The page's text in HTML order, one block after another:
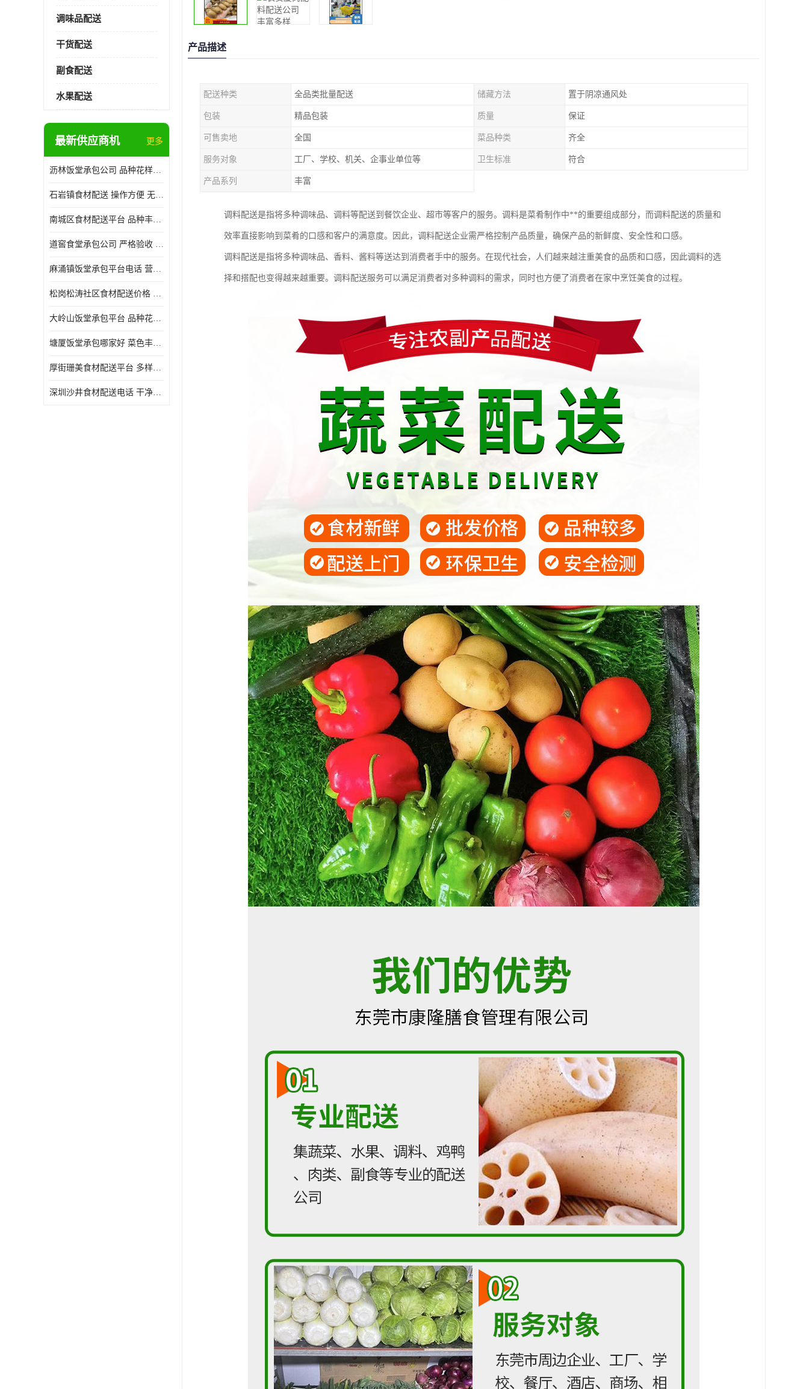
调味品配送
干货配送
副食配送
水果配送
最新供应商机 更多
沥林饭堂承包公司 品种花样丰富 提高员工饮食质量
石岩镇食材配送 操作方便 无需亲自管理
南城区食材配送平台 品种丰富 配送时间较短
道窖食堂承包公司 严格验收 维持供膳品质稳定
麻涌镇饭堂承包平台电话 营养均衡 定期推出新菜式
松岗松涛社区食材配送价格 搭配均匀 菜式品种类别多
大岭山饭堂承包平台 品种花样丰富 定期推出新菜式
塘厦饭堂承包哪家好 菜色丰富 大幅度降低食材成本
厚街珊美食材配送平台 多样化选择 提高膳食质量
深圳沙井食材配送电话 干净卫生 无需亲自管理
产品描述
配送种类 全品类批量配送 储藏方法 置于阴凉通风处
包装 精品包装 质量 保证
可售卖地 全国 菜品种类 齐全
服务对象 工厂、学校、机关、企事业单位等 卫生标准 符合
产品系列 丰富
调料配送是指将多种调味品、调料等配送到餐饮企业、超市等客户的服务。调料是菜肴制作中**的重要组成部分，而调料配送的质量和
效率直接影响到菜肴的口感和客户的满意度。因此，调料配送企业需严格控制产品质量，确保产品的新鲜度、安全性和口感。
调料配送是指将多种调味品、香料、酱料等送达到消费者手中的服务。在现代社会，人们越来越注重美食的品质和口感，因此调料的选
择和搭配也变得越来越重要。调料配送服务可以满足消费者对多种调料的需求，同时也方便了消费者在家中烹饪美食的过程。